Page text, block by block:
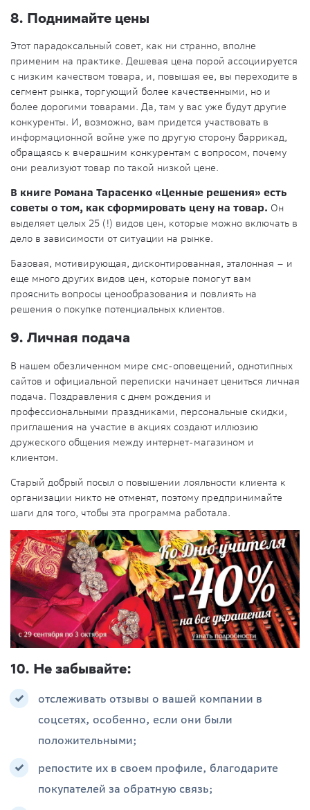
8. Поднимайте цены
Этот парадоксальный совет, как ни странно, вполне
применим на практике. Дешевая цена порой ассоциируется
с низким качеством товара, и, повышая ее, вы переходите в
сегмент рынка, торгующий более качественными, но и
более дорогими товарами. Да, там у вас уже будут другие
конкуренты. И, возможно, вам придется участвовать в
информационной войне уже по другую сторону баррикад,
обращаясь к вчерашним конкурентам с вопросом, почему
они реализуют товар по такой низкой цене.
В книге Романа Тарасенко «Ценные решения» есть
советы о том, как сформировать цену на товар. Он
выделяет целых 25 (!) видов цен, которые можно включать в
дело в зависимости от ситуации на рынке.
Базовая, мотивирующая, дисконтированная, эталонная – и
еще много других видов цен, которые помогут вам
прояснить вопросы ценообразования и повлиять на
решения о покупке потенциальных клиентов.
9. Личная подача
В нашем обезличенном мире смс-оповещений, однотипных
сайтов и официальной переписки начинает цениться личная
подача. Поздравления с днем рождения и
профессиональными праздниками, персональные скидки,
приглашения на участие в акциях создают иллюзию
дружеского общения между интернет-магазином и
клиентом.
Старый добрый посыл о повышении лояльности клиента к
организации никто не отменят, поэтому предпринимайте
шаги для того, чтобы эта программа работала.
10. Не забывайте:
отслеживать отзывы о вашей компании в
соцсетях, особенно, если они были
положительными;
репостите их в своем профиле, благодарите
покупателей за обратную связь;